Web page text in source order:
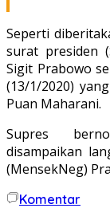
Seperti
surat presiden
Sigit Prabowo
(13/1/2020)
Puan Maharani.
Supres
disampaikan
(MensekNeg)
Komentar